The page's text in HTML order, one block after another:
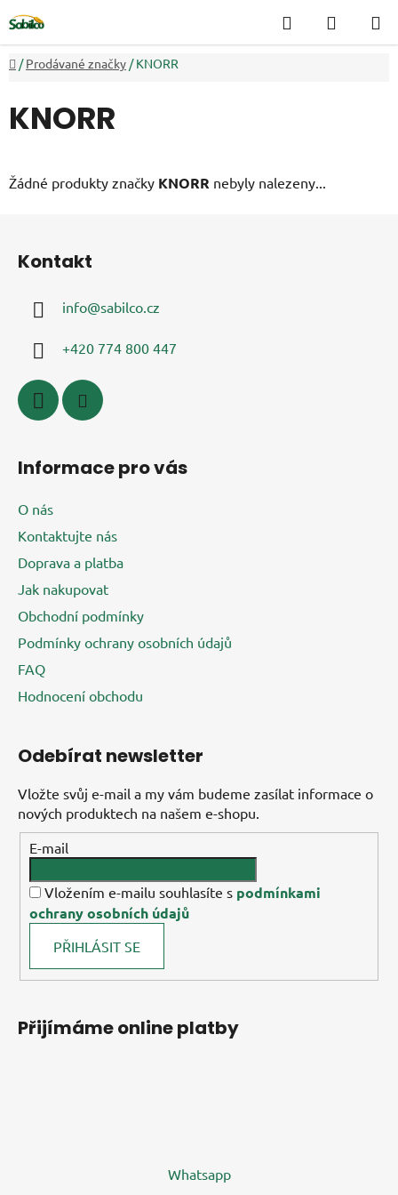
na
obsah
Hledat
KOŠÍK
Domů
/ Prodávané značky / KNORR
KNORR
Žádné produkty značky KNORR nebyly nalezeny...
Kontakt
info@sabilco.cz
+420 774 800 447
Informace pro vás
O nás
Kontaktujte nás
Doprava a platba
Jak nakupovat
Obchodní podmínky
Podmínky ochrany osobních údajů
FAQ
Hodnocení obchodu
Odebírat newsletter
Vložte svůj e-mail a my vám budeme zasílat informace o
nových produktech na našem e-shopu.
E-mail
Vložením e-mailu souhlasíte s podmínkami
ochrany osobních údajů
PŘIHLÁSIT SE
Přijímáme online platby
Whatsapp